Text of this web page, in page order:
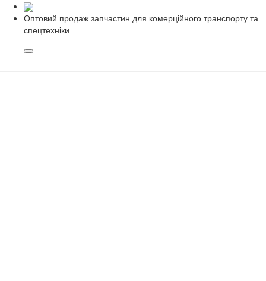
Оптовий продаж запчастин для комерційного транспорту та
спецтехніки